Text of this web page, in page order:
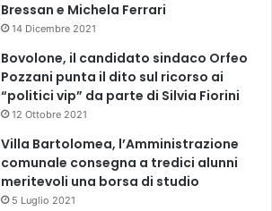
Bressan e Michela Ferrari
14 Dicembre 2021
Bovolone, il candidato sindaco Orfeo
Pozzani punta il dito sul ricorso ai
“politici vip” da parte di Silvia Fiorini
12 Ottobre 2021
Villa Bartolomea, l’Amministrazione
comunale consegna a tredici alunni
meritevoli una borsa di studio
5 Luglio 2021